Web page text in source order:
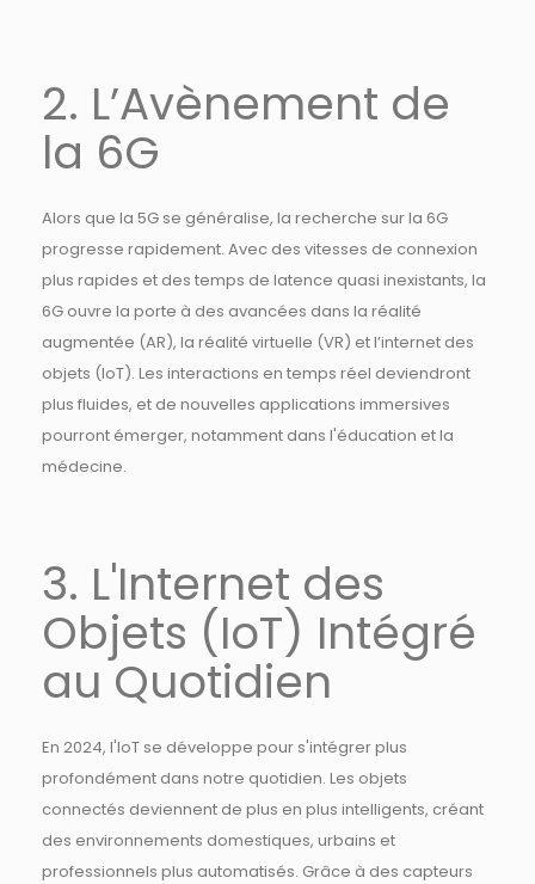
2. L’Avènement de
la 6G
Alors que la 5G se généralise, la recherche sur la 6G
progresse rapidement. Avec des vitesses de connexion
plus rapides et des temps de latence quasi inexistants, la
6G ouvre la porte à des avancées dans la réalité
augmentée (AR), la réalité virtuelle (VR) et l’internet des
objets (IoT). Les interactions en temps réel deviendront
plus fluides, et de nouvelles applications immersives
pourront émerger, notamment dans l'éducation et la
médecine.
3. L'Internet des
Objets (IoT) Intégré
au Quotidien
En 2024, l'IoT se développe pour s'intégrer plus
profondément dans notre quotidien. Les objets
connectés deviennent de plus en plus intelligents, créant
des environnements domestiques, urbains et
professionnels plus automatisés. Grâce à des capteurs